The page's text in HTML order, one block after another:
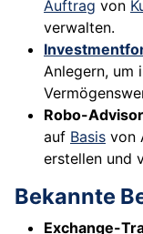
Auftrag von
verwalten.
Anlegern, um
Robo-
auf Basis von
erstellen und
Bekannte
Exchange-